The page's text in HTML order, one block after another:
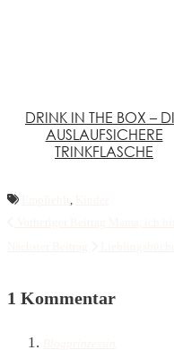
DRINK IN THE BOX –
AUSLAUFSICHERE
TRINKFLASCHE
,
1 Kommentar